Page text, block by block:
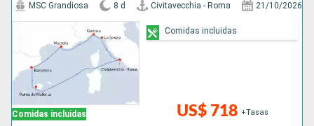
Comidas incluidas
MSC Grandiosa 8 d Civitavecchia - Roma 21/10/2026
US$ 718 +Tasas
Comidas incluidas